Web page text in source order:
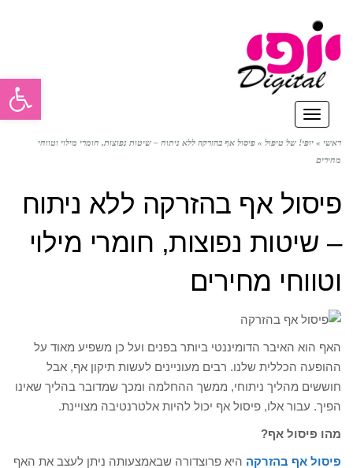
תפריט
ראשי » יופי! של טיפול » פיסול אף בהזרקה ללא ניתוח – שיטות נפוצות, חומרי מילוי וטווחי
מחירים
פיסול אף בהזרקה ללא ניתוח
– שיטות נפוצות, חומרי מילוי
וטווחי מחירים
האף הוא האיבר הדומיננטי ביותר בפנים ועל כן משפיע מאוד על
ההופעה הכללית שלנו. רבים מעוניינים לעשות תיקון אף, אבל
חוששים מהליך ניתוחי, ממשך ההחלמה ומכך שמדובר בהליך שאינו
הפיך. עבור אלו, פיסול אף יכול להיות אלטרנטיבה מצויינת.
מהו פיסול אף?
פיסול אף בהזרקה היא פרוצדורה שבאמצעותה ניתן לעצב את האף
פתח